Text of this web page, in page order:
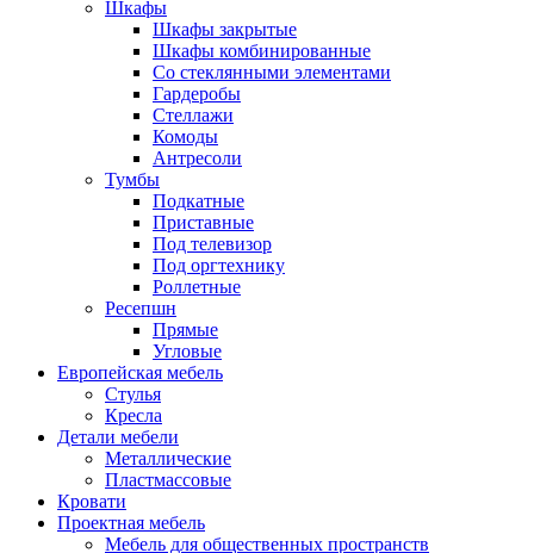
Шкафы
Шкафы закрытые
Шкафы комбинированные
Со стеклянными элементами
Гардеробы
Стеллажи
Комоды
Антресоли
Тумбы
Подкатные
Приставные
Под телевизор
Под оргтехнику
Роллетные
Ресепшн
Прямые
Угловые
Европейская мебель
Стулья
Кресла
Детали мебели
Металлические
Пластмассовые
Кровати
Проектная мебель
Мебель для общественных пространств